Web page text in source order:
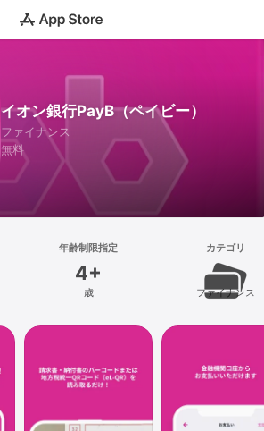
イオン銀行PayB（ペイビー）
ファイナンス
無料
年齢制限指定
4+
歳
カテゴリ
ファイナンス